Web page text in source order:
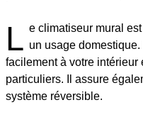
L e climatiseur mural
un usage
facilement à votre intérieur
particuliers. Il assure
système réversible.